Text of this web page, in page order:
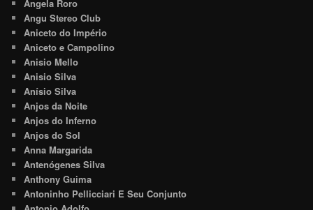
Angela Roro
Angu Stereo Club
Aniceto do Império
Aniceto e Campolino
Anisio Mello
Anisio Silva
Anísio Silva
Anjos da Noite
Anjos do Inferno
Anjos do Sol
Anna Margarida
Antenógenes Silva
Anthony Guima
Antoninho Pellicciari E Seu Conjunto